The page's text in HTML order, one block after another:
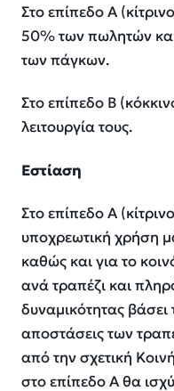
Στο επίπεδο Α
50% των πωλητών
των πάγκων.
Στο επίπεδο Β
λειτουργία τους.
Εστίαση
Στο επίπεδο Α
υποχρεωτική χρήση
καθώς και για το
ανά τραπέζι και
δυναμικότητας βάσει
αποστάσεις των
από την σχετική
στο επίπεδο Α θα